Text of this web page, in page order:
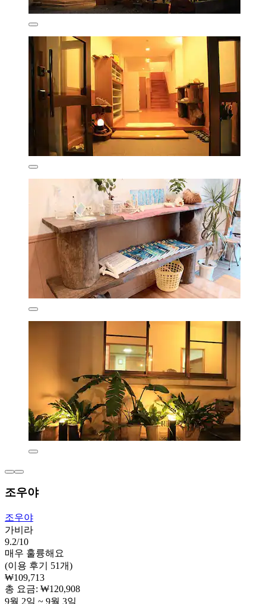
조우야
조우야
가비라
9.2/10
매우 훌륭해요
(이용 후기 51개)
₩109,713
총 요금: ₩120,908
9월 2일 ~ 9월 3일